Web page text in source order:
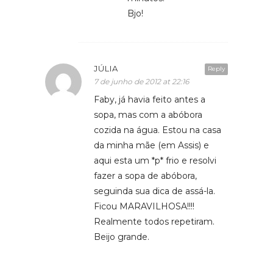
Bjo!
Reply
JÚLIA
7 de junho de 2012 at 22:16
Faby, já havia feito antes a
sopa, mas com a abóbora
cozida na água. Estou na casa
da minha mãe (em Assis) e
aqui esta um *p* frio e resolvi
fazer a sopa de abóbora,
seguinda sua dica de assá-la.
Ficou MARAVILHOSA!!!!
Realmente todos repetiram.
Beijo grande.